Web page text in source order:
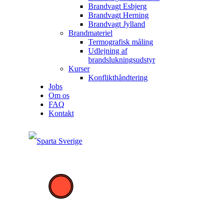
Brandvagt Esbjerg
Brandvagt Herning
Brandvagt Jylland
Brandmateriel
Termografisk måling
Udlejning af
brandslukningsudstyr
Kurser
Konflikthåndtering
Jobs
Om os
FAQ
Kontakt